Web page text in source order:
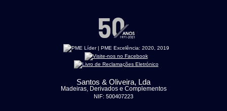
Santos & Oliveira, Lda
Madeiras, Derivados e Complementos
NIF: 500407223